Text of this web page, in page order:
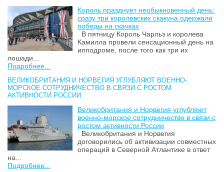
Король празднует необыкновенный день:
сразу три королевских скакуна одержали
победы на скачках
В пятницу Король Чарльз и королева
Камилла провели сенсационный день на
ипподроме, после того как три их
лошади...
Подробнее...
ВЕЛИКОБРИТАНИЯ И НОРВЕГИЯ УГЛУБЛЯЮТ ВОЕННО-
МОРСКОЕ СОТРУДНИЧЕСТВО В СВЯЗИ С РОСТОМ
АКТИВНОСТИ РОССИИ
Великобритания и Норвегия углубляют
военно-морское сотрудничество в связи с
ростом активности России
Великобритания и Норвегия
договорились об активизации совместных
операций в Северной Атлантике в ответ
на...
Подробнее...